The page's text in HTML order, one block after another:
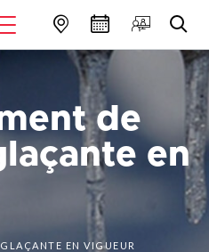
de
en
EN VIGUEUR